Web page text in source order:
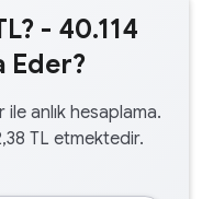
- 40.114
Eder?
anlık hesaplama.
TL etmektedir.